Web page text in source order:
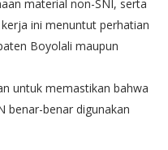
material non-SNI, serta
ini menuntut perhatian
Boyolali maupun
untuk memastikan bahwa
benar-benar digunakan